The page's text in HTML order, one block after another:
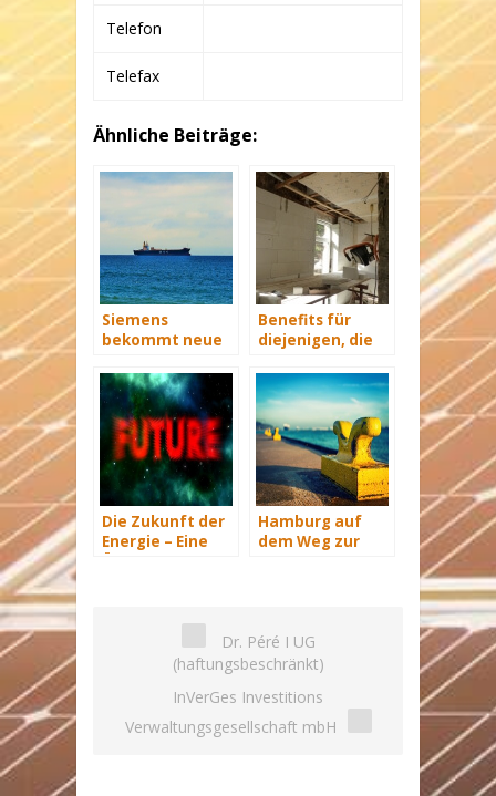
Telefon
Telefax
Ähnliche Beiträge:
Siemens
bekommt neue
Schiffe
Benefits für
diejenigen, die
sanieren
Die Zukunft der
Energie – Eine
Hamburg auf
dem Weg zur
Dr. Péré I UG
(haftungsbeschränkt)
InVerGes Investitions
Verwaltungsgesellschaft mbH